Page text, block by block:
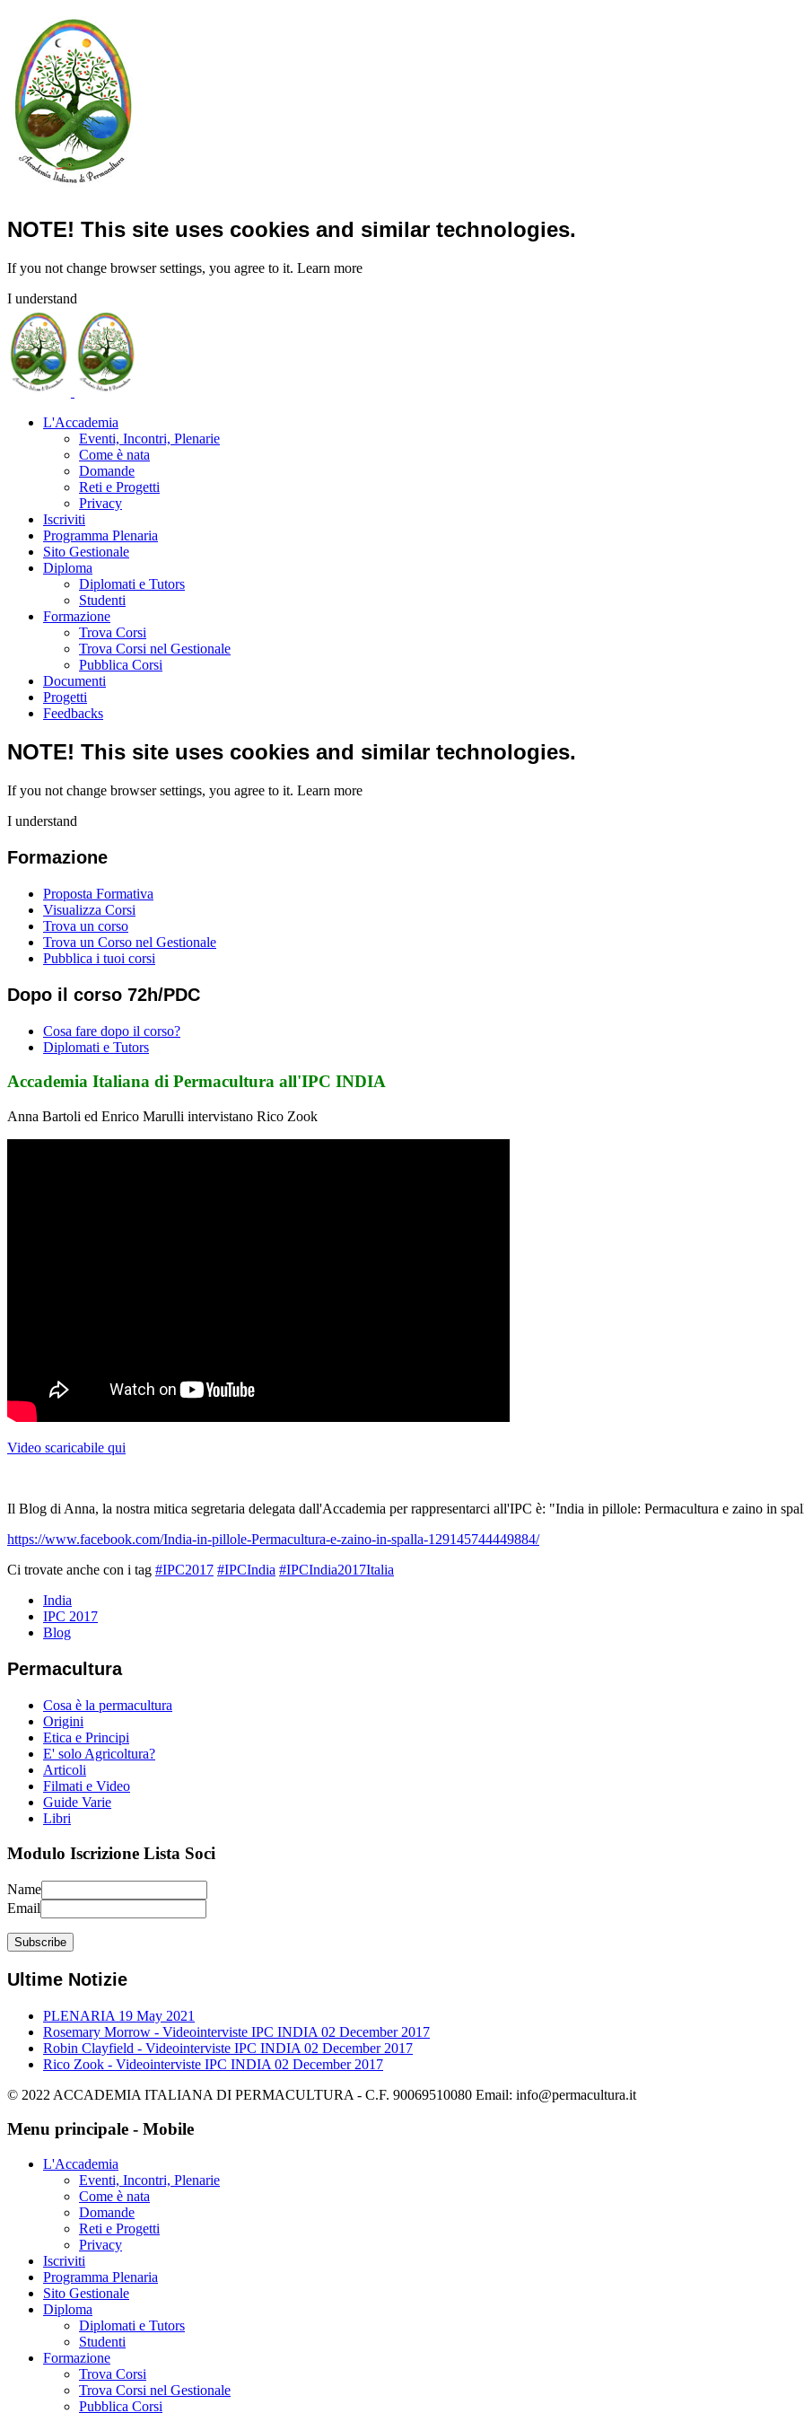
NOTE! This site uses cookies and similar technologies.
If you not change browser settings, you agree to it. Learn more
I understand
L'Accademia
Eventi, Incontri, Plenarie
Come è nata
Domande
Reti e Progetti
Privacy
Iscriviti
Programma Plenaria
Sito Gestionale
Diploma
Diplomati e Tutors
Studenti
Formazione
Trova Corsi
Trova Corsi nel Gestionale
Pubblica Corsi
Documenti
Progetti
Feedbacks
NOTE! This site uses cookies and similar technologies.
If you not change browser settings, you agree to it. Learn more
I understand
Formazione
Proposta Formativa
Visualizza Corsi
Trova un corso
Trova un Corso nel Gestionale
Pubblica i tuoi corsi
Dopo il corso 72h/PDC
Cosa fare dopo il corso?
Diplomati e Tutors
Accademia Italiana di Permacultura all'IPC INDIA
Anna Bartoli ed Enrico Marulli intervistano Rico Zook
Video scaricabile qui
Il Blog di Anna, la nostra mitica segretaria delegata dall'Accademia per rappresentarci all'IPC è: "India in pillole: Permacultura e zaino in
https://www.facebook.com/India-in-pillole-Permacultura-e-zaino-in-spalla-129145744449884/
Ci trovate anche con i tag #IPC2017 #IPCIndia #IPCIndia2017Italia
India
IPC 2017
Blog
Permacultura
Cosa è la permacultura
Origini
Etica e Principi
E' solo Agricoltura?
Articoli
Filmati e Video
Guide Varie
Libri
Modulo Iscrizione Lista Soci
Name
Email
Ultime Notizie
PLENARIA 19 May 2021
Rosemary Morrow - Videointerviste IPC INDIA 02 December 2017
Robin Clayfield - Videointerviste IPC INDIA 02 December 2017
Rico Zook - Videointerviste IPC INDIA 02 December 2017
© 2022 ACCADEMIA ITALIANA DI PERMACULTURA - C.F. 90069510080 Email: info@permacultura.it
Menu principale - Mobile
L'Accademia
Eventi, Incontri, Plenarie
Come è nata
Domande
Reti e Progetti
Privacy
Iscriviti
Programma Plenaria
Sito Gestionale
Diploma
Diplomati e Tutors
Studenti
Formazione
Trova Corsi
Trova Corsi nel Gestionale
Pubblica Corsi